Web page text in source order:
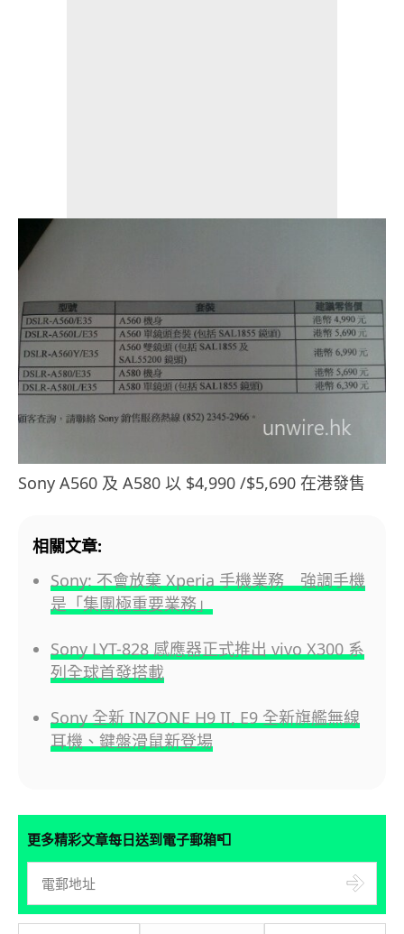
Sony A560 及 A580 以 $4,990 /$5,690 在港發售
相關文章:
Sony: 不會放棄 Xperia 手機業務 強調手機
是「集團極重要業務」
Sony LYT-828 感應器正式推出 vivo X300 系
列全球首發搭載
Sony 全新 INZONE H9 II, E9 全新旗艦無線
耳機、鍵盤滑鼠新登場
更多精彩文章每日送到電子郵箱📮